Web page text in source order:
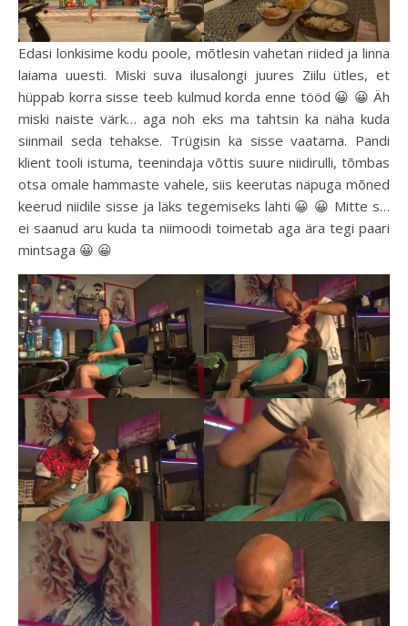
Edasi lonkisime kodu poole, mõtlesin vahetan riided ja linna
laiama uuesti. Miski suva ilusalongi juures Ziilu ütles, et
hüppab korra sisse teeb kulmud korda enne tööd 😀 😀 Äh
miski naiste värk… aga noh eks ma tahtsin ka näha kuda
siinmail seda tehakse. Trügisin ka sisse vaatama. Pandi
klient tooli istuma, teenindaja võttis suure niidirulli, tõmbas
otsa omale hammaste vahele, siis keerutas näpuga mõned
keerud niidile sisse ja läks tegemiseks lahti 😀 😀 Mitte s…
ei saanud aru kuda ta niimoodi toimetab aga ära tegi paari
mintsaga 😀 😀